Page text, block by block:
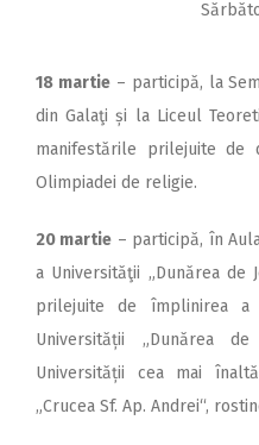
18 martie– participă, la
din Galaţi și la Liceul
manifestările prilejuite de
Olimpiadei de religie.
20 martie – participă, în
a Universităţii „Dunărea de
prilejuite de împlinirea
Universității „Dunărea
Universității cea mai
„Crucea Sf. Ap. Andrei“,